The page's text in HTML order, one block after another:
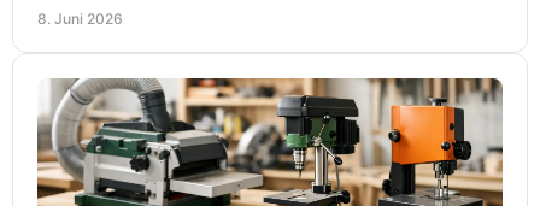
8. Juni 2026